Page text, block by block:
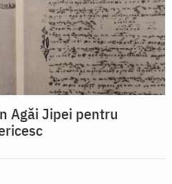
Agăi Jipei pentru